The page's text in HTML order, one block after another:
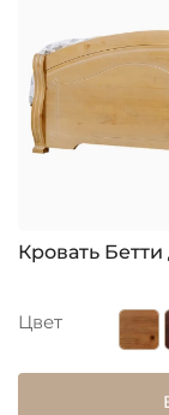
Кровать
Цвет